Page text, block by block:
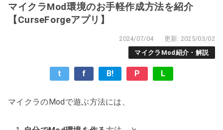
マイクラMod環境のお手軽作成方法を紹介
【CurseForgeアプリ】
2024/07/04
更新: 2025/03/02
マイクラMod紹介・解説
t f B! P L
マイクラのModで遊ぶ方法には、